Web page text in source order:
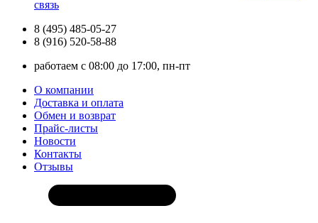
связь
8 (495) 485-05-27
8 (916) 520-58-88
работаем с 08:00 до 17:00, пн-пт
О компании
Доставка и оплата
Обмен и возврат
Прайс-листы
Новости
Контакты
Отзывы